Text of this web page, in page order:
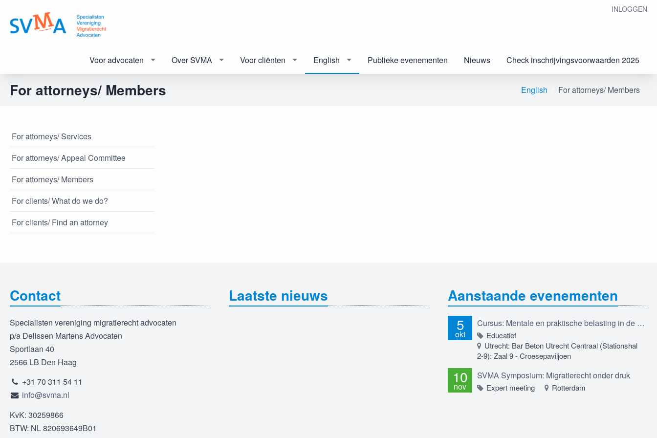
INLOGGEN
Voor advocaten Over SVMA Voor cliënten English Publieke evenementen Nieuws Check inschrijvingsvoorwaarden 2025
English For attorneys/ Members
For attorneys/ Members
For attorneys/ Services
For attorneys/ Appeal Committee
For attorneys/ Members
For clients/ What do we do?
For clients/ Find an attorney
Contact
Specialisten vereniging migratierecht advocaten
p/a Delissen Martens Advocaten
Sportlaan 40
2566 LB Den Haag
+31 70 311 54 11
info@svma.nl
KvK: 30259866
BTW: NL 820693649B01
Laatste nieuws Aanstaande evenementen
5
okt
Cursus: Mentale en praktische belasting in de migratierechtadvocatuur; professioneel betrokken blijven in een werkveld dat je raakt, 5 oktober 2026
Educatief
Utrecht: Bar Beton Utrecht Centraal (Stationshal
2-9): Zaal 9 - Croesepaviljoen
10
nov
SVMA Symposium: Migratierecht onder druk
Expert meeting Rotterdam